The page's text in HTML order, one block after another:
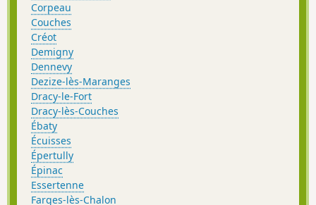
Corpeau
Couches
Créot
Demigny
Dennevy
Dezize-lès-Maranges
Dracy-le-Fort
Dracy-lès-Couches
Ébaty
Écuisses
Épertully
Épinac
Essertenne
Farges-lès-Chalon